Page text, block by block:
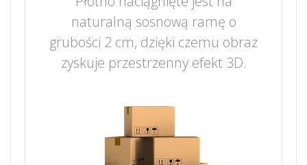
naturalną sosnową ramę o
grubości 2 cm, dzięki czemu obraz
zyskuje przestrzenny efekt 3D.